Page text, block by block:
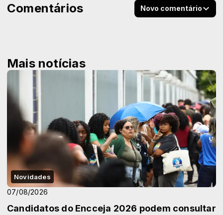
Comentários Novo comentário
Mais notícias
Novidades
07/08/2026
Candidatos do Encceja 2026 podem consultar